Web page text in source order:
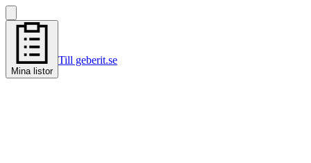
Mina listor
Till geberit.se